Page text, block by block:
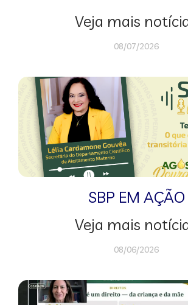
Veja mais
08/07/2026
SBP EM AÇÃO
Veja mais
08/06/2026